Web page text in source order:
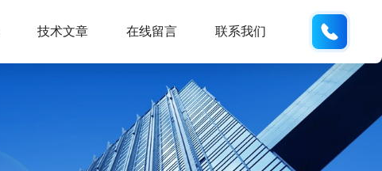
技术文章 在线留言 联系我们